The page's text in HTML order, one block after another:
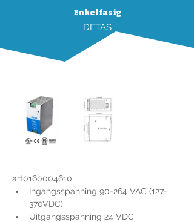
Enkelfasig
DETAS
art0160004610
Ingangsspanning 90-264 VAC (127-
370VDC)
Uitgangsspanning 24 VDC